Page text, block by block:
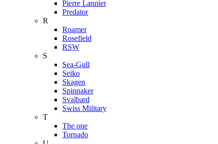
Pierre Lannier
Predator
R
Roamer
Rosefield
RSW
S
Sea-Gull
Seiko
Skagen
Spinnaker
Svalbard
Swiss Military
T
The one
Tornado